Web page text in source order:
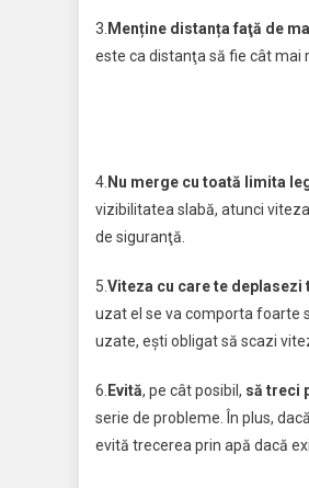
3. Menține distanța faţă de
este ca distanţa să fie cât mai
4. Nu merge cu toată limita
vizibilitatea slabă, atunci
de siguranţă.
5.Viteza cu care te deplasezi
uzat el se va comporta foarte
uzate, ești obligat să scazi
6. Evită, pe cât posibil, să treci
serie de probleme. În plus,
evită trecerea prin apă dacă